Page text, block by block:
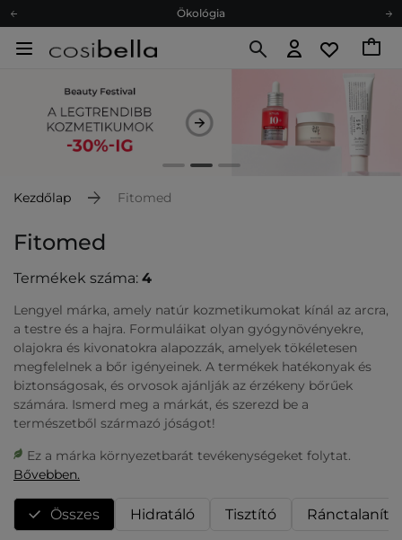
Ökológia
Ökológia
Kezdőlap Fitomed
Fitomed
Termékek száma: 4
Lengyel márka, amely natúr kozmetikumokat kínál az arcra,
a testre és a hajra. Formuláikat olyan gyógynövényekre,
olajokra és kivonatokra alapozzák, amelyek tökéletesen
megfelelnek a bőr igényeinek. A termékek hatékonyak és
biztonságosak, és orvosok ajánlják az érzékeny bőrűek
számára. Ismerd meg a márkát, és szerezd be a
természetből származó jóságot!
Ez a márka környezetbarát tevékenységeket folytat.
Bővebben.
Összes Hidratáló Tisztító Ránctalanító